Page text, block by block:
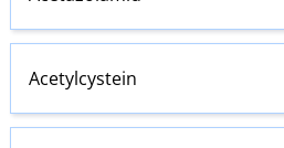
Acetylcystein